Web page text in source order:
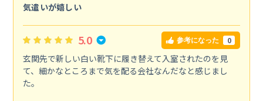
気遣いが嬉しい
5.0 参考になった 0
玄関先で新しい白い靴下に履き替えて入室されたのを見
て、細かなところまで気を配る会社なんだなと感じまし
た。